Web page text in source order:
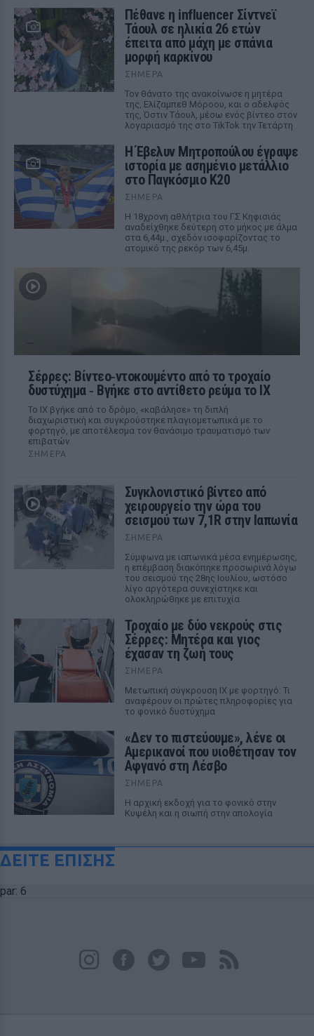
Πέθανε η influencer Σίντνεϊ
Τάουλ σε ηλικία 26 ετών
έπειτα από μάχη με σπάνια
μορφή καρκίνου
ΣΉΜΕΡΑ
Τον θάνατο της ανακοίνωσε η μητέρα
της, Ελίζαμπεθ Μόροου, και ο αδελφός
της, Όστιν Τάουλ, μέσω ενός βίντεο στον
λογαριασμό της στο TikTok την Τετάρτη
Η Έβελυν Μητροπούλου έγραψε
ιστορία με ασημένιο μετάλλιο
στο Παγκόσμιο Κ20
ΣΉΜΕΡΑ
Η 18χρονη αθλήτρια του ΓΣ Κηφισιάς
αναδείχθηκε δεύτερη στο μήκος με άλμα
στα 6,44μ., σχεδόν ισοφαρίζοντας το
ατομικό της ρεκόρ των 6,45μ.
Σέρρες: Βίντεο‑ντοκουμέντο από το τροχαίο
δυστύχημα ‑ Βγήκε στο αντίθετο ρεύμα το ΙΧ
Το ΙΧ βγήκε από το δρόμο, «καβάλησε» τη διπλή
διαχωριστική και συγκρούστηκε πλαγιομετωπικά με το
φορτηγό, με αποτέλεσμα τον θανάσιμο τραυματισμό των
επιβατών
ΣΉΜΕΡΑ
Συγκλονιστικό βίντεο από
χειρουργείο την ώρα του
σεισμού των 7,1R στην Ιαπωνία
ΣΉΜΕΡΑ
Σύμφωνα με ιαπωνικά μέσα ενημέρωσης,
η επέμβαση διακόπηκε προσωρινά λόγω
του σεισμού της 28ης Ιουλίου, ωστόσο
λίγο αργότερα συνεχίστηκε και
ολοκληρώθηκε με επιτυχία
Τροχαίο με δύο νεκρούς στις
Σέρρες: Μητέρα και γιος
έχασαν τη ζωή τους
ΣΉΜΕΡΑ
Μετωπική σύγκρουση ΙΧ με φορτηγό: Τι
αναφέρουν οι πρώτες πληροφορίες για
το φονικό δυστύχημα
«Δεν το πιστεύουμε», λένε οι
Αμερικανοί που υιοθέτησαν τον
Αφγανό στη Λέσβο
ΣΉΜΕΡΑ
Η αρχική εκδοχή για το φονικό στην
Κυψέλη και η σιωπή στην απολογία
ΔΕΙΤΕ ΕΠΙΣΗΣ
par: 6